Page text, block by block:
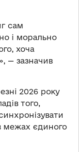
сам
і морально
хоча
— зазначив
2026 року
того,
в межах єдиного